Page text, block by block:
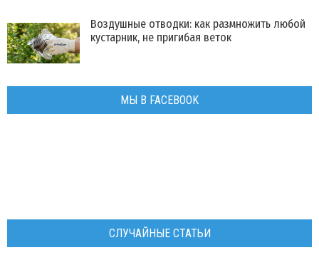
Воздушные отводки: как размножить любой
кустарник, не пригибая веток
МЫ В FACEBOOK
СЛУЧАЙНЫЕ СТАТЬИ